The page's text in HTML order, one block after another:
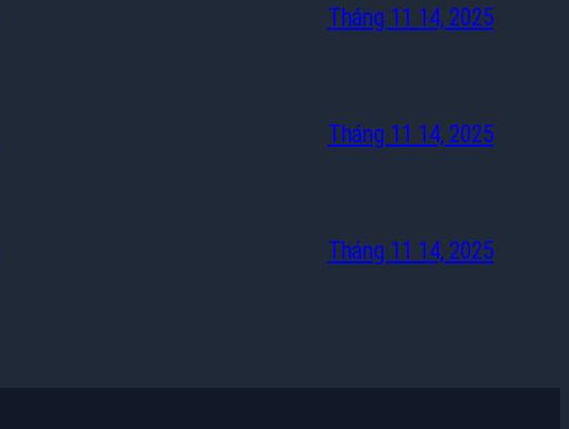
Tháng 11 14, 2025
Tháng 11 14, 2025
Tháng 11 14, 2025